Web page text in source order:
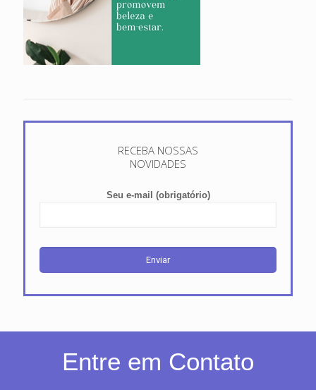
RECEBA NOSSAS
NOVIDADES
Seu e-mail (obrigatório)
Entre em Contato